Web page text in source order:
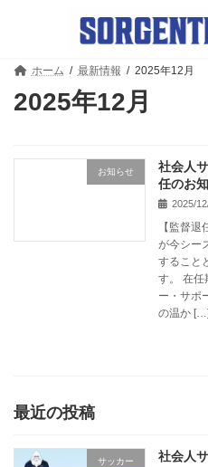
ホーム 最新情報 2025年12月
2025年12月
お知らせ
社会人
任のお
2025/
【監督
が今シー
すること
す。 在任
ー・サポ
の温か
最近の投稿
サッカー 社会人